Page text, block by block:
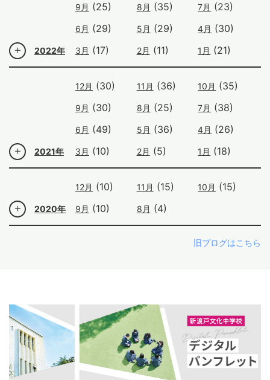
2022年
9月 (25) 8月 (35) 7月 (23)
6月 (29) 5月 (29) 4月 (30)
3月 (17) 2月 (11) 1月 (21)
2021年
12月 (30) 11月 (36) 10月 (35)
9月 (30) 8月 (25) 7月 (38)
6月 (49) 5月 (36) 4月 (26)
3月 (10) 2月 (5) 1月 (18)
2020年
12月 (10) 11月 (15) 10月 (15)
9月 (10) 8月 (4)
旧ブログはこちら